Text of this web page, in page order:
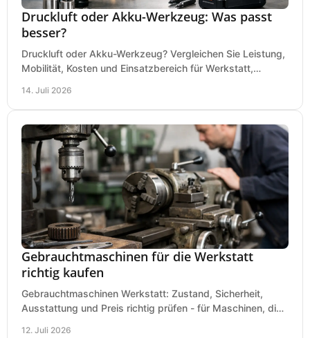
Druckluft oder Akku-Werkzeug: Was passt
besser?
Druckluft oder Akku-Werkzeug? Vergleichen Sie Leistung,
Mobilität, Kosten und Einsatzbereich für Werkstatt,
14. Juli 2026
Gebrauchtmaschinen für die Werkstatt
richtig kaufen
Gebrauchtmaschinen Werkstatt: Zustand, Sicherheit,
Ausstattung und Preis richtig prüfen - für Maschinen, die
12. Juli 2026